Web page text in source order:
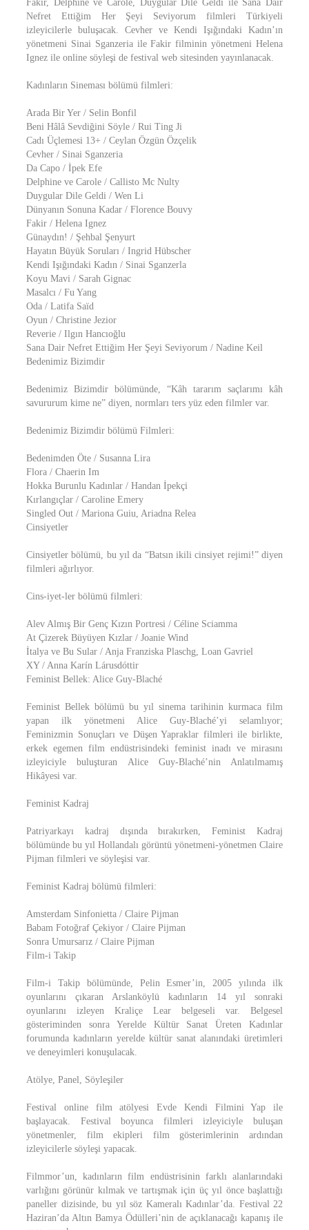
Fakir, Delphine ve Carole, Duygular Dile Geldi ile Sana Dair
Nefret Ettiğim Her Şeyi Seviyorum filmleri Türkiyeli
izleyicilerle buluşacak. Cevher ve Kendi Işığındaki Kadın’ın
yönetmeni Sinai Sganzeria ile Fakir filminin yönetmeni Helena
Ignez ile online söyleşi de festival web sitesinden yayınlanacak.
Kadınların Sineması bölümü filmleri:
Arada Bir Yer / Selin Bonfil
Beni Hâlâ Sevdiğini Söyle / Rui Ting Ji
Cadı Üçlemesi 13+ / Ceylan Özgün Özçelik
Cevher / Sinai Sganzeria
Da Capo / İpek Efe
Delphine ve Carole / Callisto Mc Nulty
Duygular Dile Geldi / Wen Li
Dünyanın Sonuna Kadar / Florence Bouvy
Fakir / Helena Ignez
Günaydın! / Şehbal Şenyurt
Hayatın Büyük Soruları / Ingrid Hübscher
Kendi Işığındaki Kadın / Sinai Sganzerla
Koyu Mavi / Sarah Gignac
Masalcı / Fu Yang
Oda / Latifa Saïd
Oyun / Christine Jezior
Reverie / Ilgın Hancıoğlu
Sana Dair Nefret Ettiğim Her Şeyi Seviyorum / Nadine Keil
Bedenimiz Bizimdir
Bedenimiz Bizimdir bölümünde, “Kâh tararım saçlarımı kâh
savururum kime ne” diyen, normları ters yüz eden filmler var.
Bedenimiz Bizimdir bölümü Filmleri:
Bedenimden Öte / Susanna Lira
Flora / Chaerin Im
Hokka Burunlu Kadınlar / Handan İpekçi
Kırlangıçlar / Caroline Emery
Singled Out / Mariona Guiu, Ariadna Relea
Cinsiyetler
Cinsiyetler bölümü, bu yıl da “Batsın ikili cinsiyet rejimi!” diyen
filmleri ağırlıyor.
Cins-iyet-ler bölümü filmleri:
Alev Almış Bir Genç Kızın Portresi / Céline Sciamma
At Çizerek Büyüyen Kızlar / Joanie Wind
İtalya ve Bu Sular / Anja Franziska Plaschg, Loan Gavriel
XY / Anna Karín Lárusdóttir
Feminist Bellek: Alice Guy-Blaché
Feminist Bellek bölümü bu yıl sinema tarihinin kurmaca film
yapan ilk yönetmeni Alice Guy-Blaché’yi selamlıyor;
Feminizmin Sonuçları ve Düşen Yapraklar filmleri ile birlikte,
erkek egemen film endüstrisindeki feminist inadı ve mirasını
izleyiciyle buluşturan Alice Guy-Blaché’nin Anlatılmamış
Hikâyesi var.
Feminist Kadraj
Patriyarkayı kadraj dışında bırakırken, Feminist Kadraj
bölümünde bu yıl Hollandalı görüntü yönetmeni-yönetmen Claire
Pijman filmleri ve söyleşisi var.
Feminist Kadraj bölümü filmleri:
Amsterdam Sinfonietta / Claire Pijman
Babam Fotoğraf Çekiyor / Claire Pijman
Sonra Umursarız / Claire Pijman
Film-i Takip
Film-i Takip bölümünde, Pelin Esmer’in, 2005 yılında ilk
oyunlarını çıkaran Arslanköylü kadınların 14 yıl sonraki
oyunlarını izleyen Kraliçe Lear belgeseli var. Belgesel
gösteriminden sonra Yerelde Kültür Sanat Üreten Kadınlar
forumunda kadınların yerelde kültür sanat alanındaki üretimleri
ve deneyimleri konuşulacak.
Atölye, Panel, Söyleşiler
Festival online film atölyesi Evde Kendi Filmini Yap ile
başlayacak. Festival boyunca filmleri izleyiciyle buluşan
yönetmenler, film ekipleri film gösterimlerinin ardından
izleyicilerle söyleşi yapacak.
Filmmor’un, kadınların film endüstrisinin farklı alanlarındaki
varlığını görünür kılmak ve tartışmak için üç yıl önce başlattığı
paneller dizisinde, bu yıl söz Kameralı Kadınlar’da. Festival 22
Haziran’da Altın Bamya Ödülleri’nin de açıklanacağı kapanış ile